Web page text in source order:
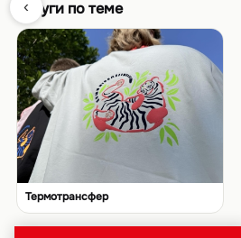
‹
Услуги по теме
Термотрансфер